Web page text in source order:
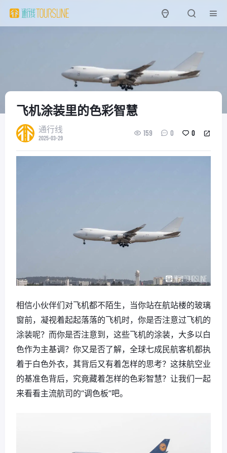
飞机涂装里的色彩智慧
通行线
2025-03-29
159 0 0
相信小伙伴们对飞机都不陌生，当你站在航站楼的玻璃
窗前，凝视着起起落落的飞机时，你是否注意过飞机的
涂装呢？而你是否注意到，这些飞机的涂装，大多以白
色作为主基调？你又是否了解，全球七成民航客机都执
着于白色外衣，其背后又有着怎样的思考？这抹航空业
的基准色背后，究竟藏着怎样的色彩智慧？让我们一起
来看看主流航司的“调色板”吧。